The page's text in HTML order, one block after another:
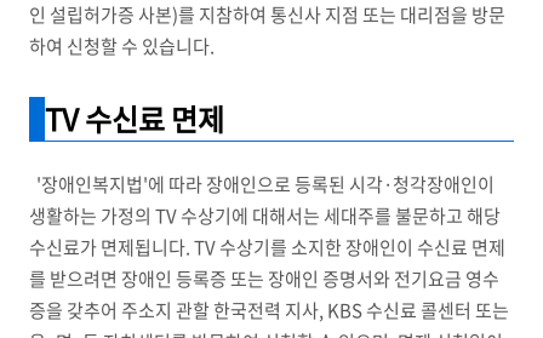
인 설립허가증 사본)를 지참하여 통신사 지점 또는 대리점을 방문
하여 신청할 수 있습니다.
TV 수신료 면제
'장애인복지법'에 따라 장애인으로 등록된 시각·청각장애인이
생활하는 가정의 TV 수상기에 대해서는 세대주를 불문하고 해당
수신료가 면제됩니다. TV 수상기를 소지한 장애인이 수신료 면제
를 받으려면 장애인 등록증 또는 장애인 증명서와 전기요금 영수
증을 갖추어 주소지 관할 한국전력 지사, KBS 수신료 콜센터 또는